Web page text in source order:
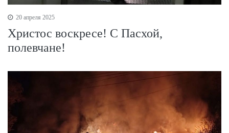
20 апреля 2025
Христос воскресе! С Пасхой,
полевчане!